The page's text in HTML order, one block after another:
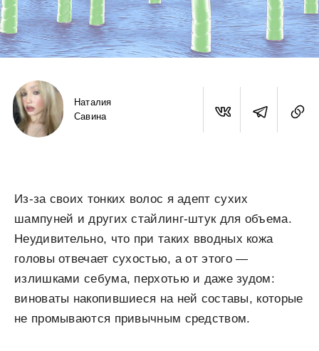
Наталия
Савина
Из-за своих тонких волос я адепт сухих
шампуней и других стайлинг-штук для объема.
Неудивительно, что при таких вводных кожа
головы отвечает сухостью, а от этого —
излишками себума, перхотью и даже зудом:
виноваты накопившиеся на ней составы, которые
не промываются привычным средством.